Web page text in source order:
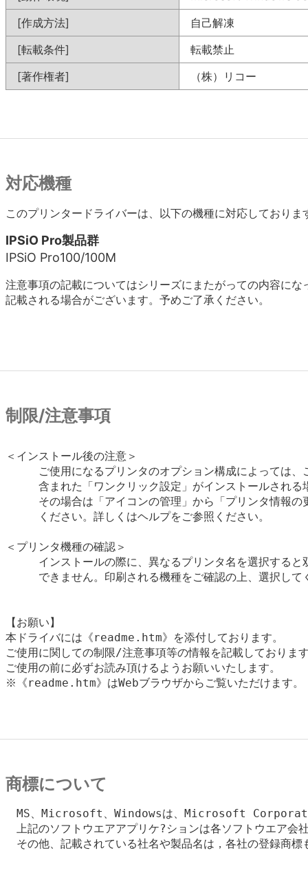
[作成方法]
自己解凍
[転載条件]
転載禁止
[著作権者]
（株）リコー
対応機種
このプリンタードライバーは、以下の機種に対応しておりま
IPSiO Pro製品群
IPSiO Pro100/100M
注意事項の記載についてはシリーズにまたがっての内容に
記載される場合がございます。予めご了承ください。
制限/注意事項
＜インストール後の注意＞
ご使用になるプリンタのオプション構成によっては、
含まれた「ワンクリック設定」がインストールされる
その場合は「アイコンの管理」から「プリンタ情報の
ください。詳しくはヘルプをご参照ください。
＜プリンタ機種の確認＞
インストールの際に、異なるプリンタ名を選択すると
できません。印刷される機種をご確認の上、選択して
【お願い】
本ドライバには《readme.htm》を添付しております。
ご使用に関しての制限/注意事項等の情報を記載しておりま
ご使用の前に必ずお読み頂けるようお願いいたします。
※《readme.htm》はWebブラウザからご覧いただけます。
商標について
MS、Microsoft、Windowsは、Microsoft
上記のソフトウエアアプリケ?ションは各ソフトウエア会
その他、記載されている社名や製品名は，各社の登録商標